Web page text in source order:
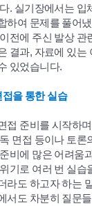
. 실기장에서는 입
하여 문제를 풀어
전에 주신 발상 관
결과, 자료에 있는
있었습니다.
을 통한 실습
접 준비를 시작하
면접 등이나 토론
비에 많은 어려움
기로 여러 번 실습
라도 하고자 하는
서도 차분히 질문